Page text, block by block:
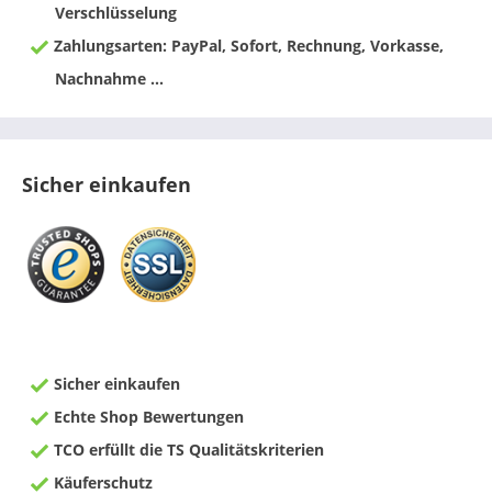
Verschlüsselung
Zahlungsarten: PayPal, Sofort, Rechnung, Vorkasse,
Nachnahme ...
Sicher einkaufen
Sicher einkaufen
Echte Shop Bewertungen
TCO erfüllt die TS Qualitätskriterien
Käuferschutz